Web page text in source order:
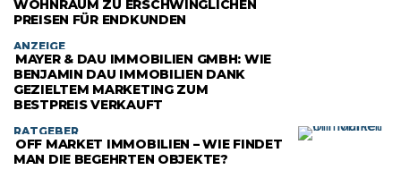
WOHNRAUM ZU ERSCHWINGLICHEN
PREISEN FÜR ENDKUNDEN
ANZEIGE
MAYER & DAU IMMOBILIEN GMBH: WIE
BENJAMIN DAU IMMOBILIEN DANK
GEZIELTEM MARKETING ZUM
BESTPREIS VERKAUFT
RATGEBER
OFF MARKET IMMOBILIEN – WIE FINDET
MAN DIE BEGEHRTEN OBJEKTE?